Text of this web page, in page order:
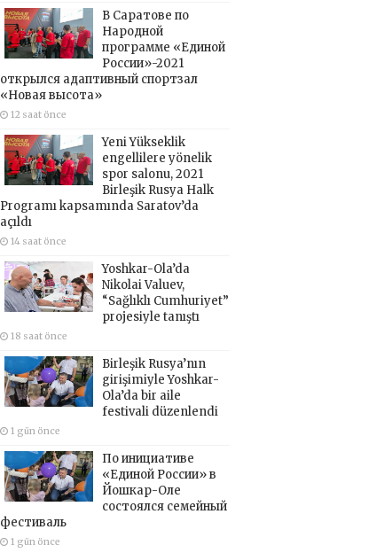
В Саратове по
Народной
программе «Единой
России»-2021
открылся адаптивный спортзал
«Новая высота»
12 saat önce
Yeni Yükseklik
engellilere yönelik
spor salonu, 2021
Birleşik Rusya Halk
Programı kapsamında Saratov’da
açıldı
14 saat önce
Yoshkar-Ola’da
Nikolai Valuev,
“Sağlıklı Cumhuriyet”
projesiyle tanıştı
18 saat önce
Birleşik Rusya’nın
girişimiyle Yoshkar-
Ola’da bir aile
festivali düzenlendi
1 gün önce
По инициативе
«Единой России» в
Йошкар-Оле
состоялся семейный
фестиваль
1 gün önce